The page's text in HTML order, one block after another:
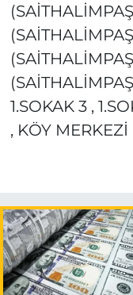
1.SOKAK 3 ,
, KÖY MERKEZİ